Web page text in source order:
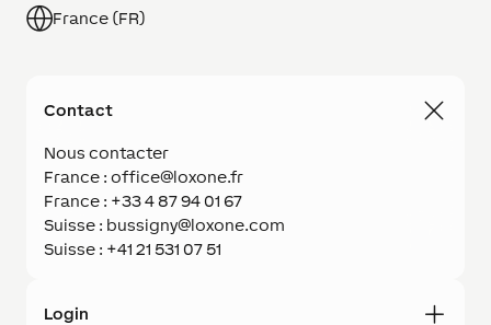
France (FR)
Contact
Nous contacter
France : office@loxone.fr
France : +33 4 87 94 01 67
Suisse : bussigny@loxone.com
Suisse : +41 21 531 07 51
Login